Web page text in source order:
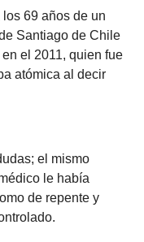
69 años de un
Santiago de Chile
el 2011, quien fue
atómica al decir
el mismo
le había
de repente y